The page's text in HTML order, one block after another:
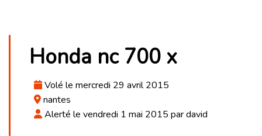
Honda nc 700 x
Volé le mercredi 29 avril 2015
nantes
Alerté le vendredi 1 mai 2015 par david